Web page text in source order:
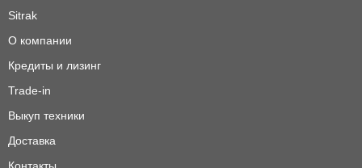
Sitrak
О компании
Кредиты и лизинг
Trade-in
Выкуп техники
Доставка